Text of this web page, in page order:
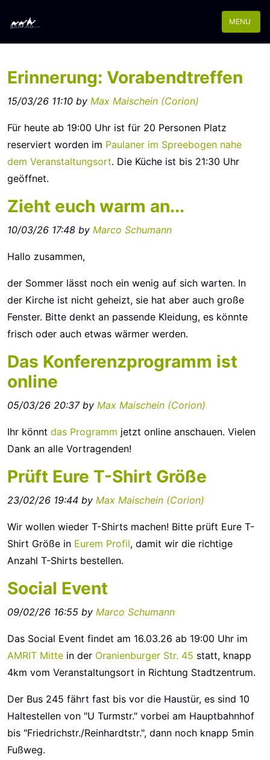
MENU
Erinnerung: Vorabendtreffen
15/03/26 11:10 by Max Maischein (‎Corion‎)
Für heute ab 19:00 Uhr ist für 20 Personen Platz
reserviert worden im Paulaner im Spreebogen nahe
dem Veranstaltungsort. Die Küche ist bis 21:30 Uhr
geöffnet.
Zieht euch warm an...
10/03/26 17:48 by Marco Schumann
Hallo zusammen,
der Sommer lässt noch ein wenig auf sich warten. In
der Kirche ist nicht geheizt, sie hat aber auch große
Fenster. Bitte denkt an passende Kleidung, es könnte
frisch oder auch etwas wärmer werden.
Das Konferenzprogramm ist
online
05/03/26 20:37 by Max Maischein (‎Corion‎)
Ihr könnt das Programm jetzt online anschauen. Vielen
Dank an alle Vortragenden!
Prüft Eure T-Shirt Größe
23/02/26 19:44 by Max Maischein (‎Corion‎)
Wir wollen wieder T-Shirts machen! Bitte prüft Eure T-
Shirt Größe in Eurem Profil, damit wir die richtige
Anzahl T-Shirts bestellen.
Social Event
09/02/26 16:55 by Marco Schumann
Das Social Event findet am 16.03.26 ab 19:00 Uhr im
AMRIT Mitte in der Oranienburger Str. 45 statt, knapp
4km vom Veranstaltungsort in Richtung Stadtzentrum.
Der Bus 245 fährt fast bis vor die Haustür, es sind 10
Haltestellen von "U Turmstr." vorbei am Hauptbahnhof
bis "Friedrichstr./Reinhardtstr.", dann noch knapp 5min
Fußweg.